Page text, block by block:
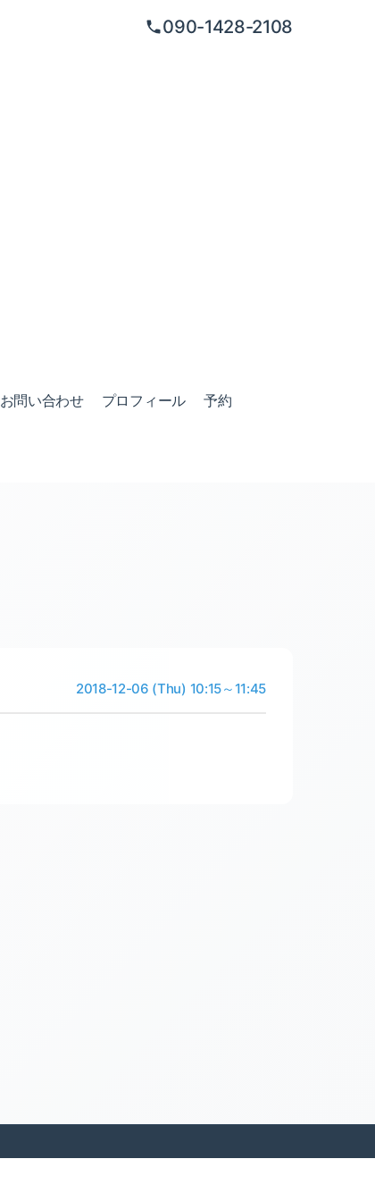
090-1428-2108
お問い合わせ プロフィール 予約
2018-12-06 (Thu) 10:15～11:45